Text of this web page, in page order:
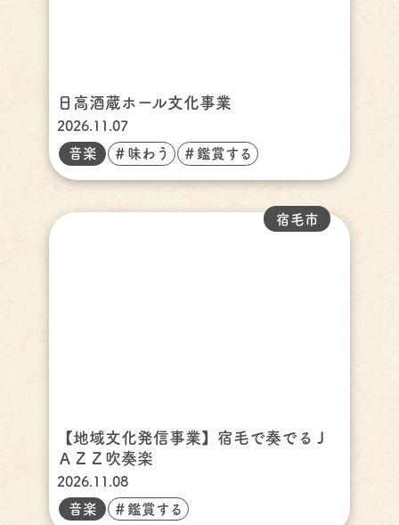
日高酒蔵ホール文化事業
2026.11.07
音楽
＃味わう ＃鑑賞する
【地域文化発信事業】宿毛で奏でるＪ
ＡＺＺ吹奏楽
宿毛市
2026.11.08
音楽
＃鑑賞する